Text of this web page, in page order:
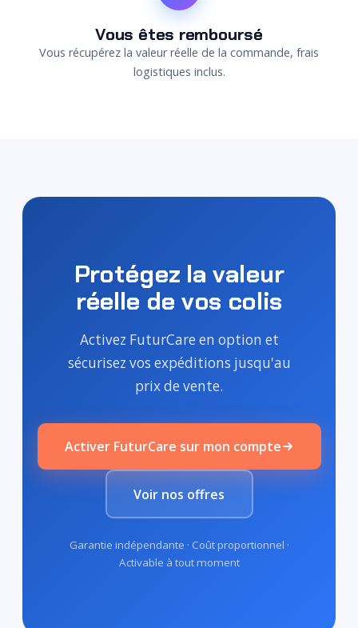
Vous êtes remboursé
Vous récupérez la valeur réelle de la commande, frais
logistiques inclus.
Protégez la valeur
réelle de vos colis
Activez FuturCare en option et
sécurisez vos expéditions jusqu'au
prix de vente.
Activer FuturCare sur mon compte
Voir nos offres
Garantie indépendante · Coût proportionnel ·
Activable à tout moment